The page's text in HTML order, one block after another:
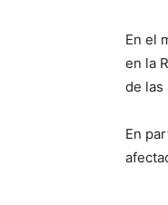
En el
en la
de las
En